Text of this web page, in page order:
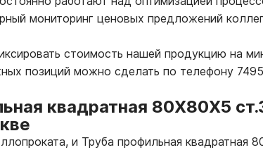
мониторинг ценовых предложений
стоимость нашей продукцию на
позиций можно сделать по телефону
квадратная 80Х80Х5
и Труба профильная квадратная